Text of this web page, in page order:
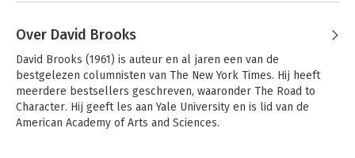
Over David Brooks
David Brooks (1961) is auteur en al jaren een van de
bestgelezen columnisten van The New York Times. Hij heeft
meerdere bestsellers geschreven, waaronder The Road to
Character. Hij geeft les aan Yale University en is lid van de
American Academy of Arts and Sciences.